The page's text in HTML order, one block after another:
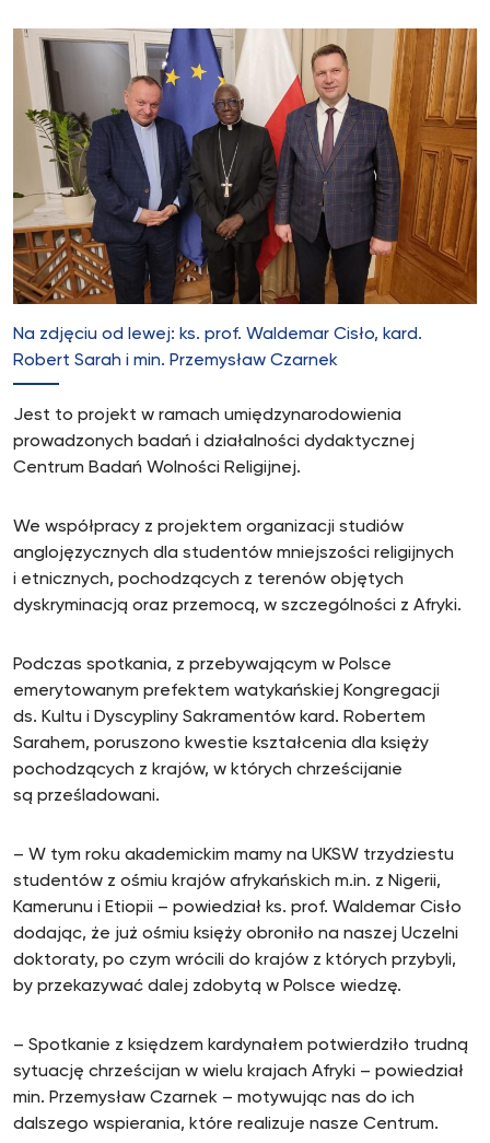
Na zdjęciu od lewej: ks. prof. Waldemar Cisło, kard.
Robert Sarah i min. Przemysław Czarnek
Jest to projekt w ramach umiędzynarodowienia
prowadzonych badań i działalności dydaktycznej
Centrum Badań Wolności Religijnej.
We współpracy z projektem organizacji studiów
anglojęzycznych dla studentów mniejszości religijnych
i etnicznych, pochodzących z terenów objętych
dyskryminacją oraz przemocą, w szczególności z Afryki.
Podczas spotkania, z przebywającym w Polsce
emerytowanym prefektem watykańskiej Kongregacji
ds. Kultu i Dyscypliny Sakramentów kard. Robertem
Sarahem, poruszono kwestie kształcenia dla księży
pochodzących z krajów, w których chrześcijanie
są prześladowani.
– W tym roku akademickim mamy na UKSW trzydziestu
studentów z ośmiu krajów afrykańskich m.in. z Nigerii,
Kamerunu i Etiopii – powiedział ks. prof. Waldemar Cisło
dodając, że już ośmiu księży obroniło na naszej Uczelni
doktoraty, po czym wrócili do krajów z których przybyli,
by przekazywać dalej zdobytą w Polsce wiedzę.
– Spotkanie z księdzem kardynałem potwierdziło trudną
sytuację chrześcijan w wielu krajach Afryki – powiedział
min. Przemysław Czarnek – motywując nas do ich
dalszego wspierania, które realizuje nasze Centrum.